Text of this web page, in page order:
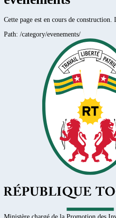
Cette page est en cours de
Path: /category/evenements/